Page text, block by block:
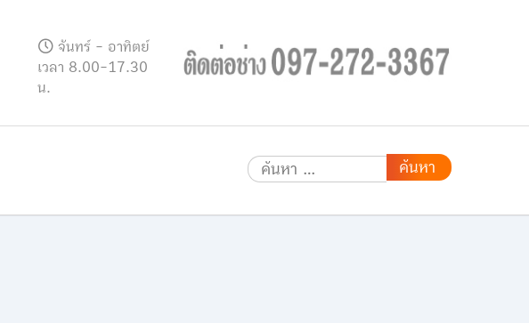
จันทร์ - อาทิตย์
เวลา 8.00-17.30
น.
ค้นหา